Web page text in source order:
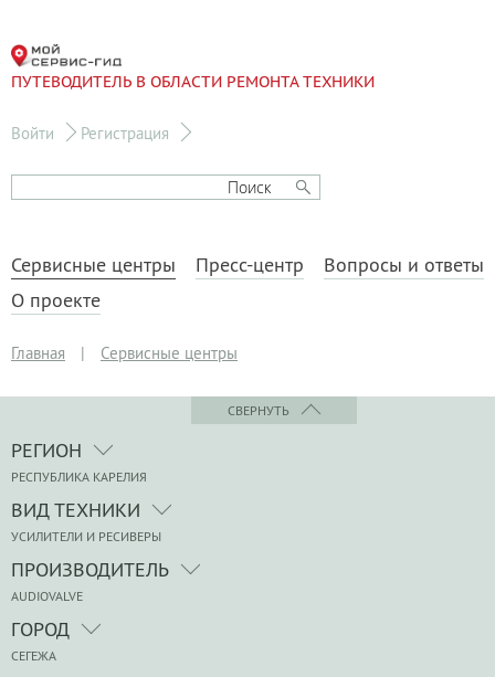
ПУТЕВОДИТЕЛЬ В ОБЛАСТИ РЕМОНТА ТЕХНИКИ
Войти Регистрация
Сервисные центры Пресс-центр
Вопросы и ответы
О проекте
Главная | Сервисные центры
СВЕРНУТЬ
РЕГИОН
РЕСПУБЛИКА КАРЕЛИЯ
ВИД ТЕХНИКИ
УСИЛИТЕЛИ И РЕСИВЕРЫ
ПРОИЗВОДИТЕЛЬ
AUDIOVALVE
ГОРОД
СЕГЕЖА